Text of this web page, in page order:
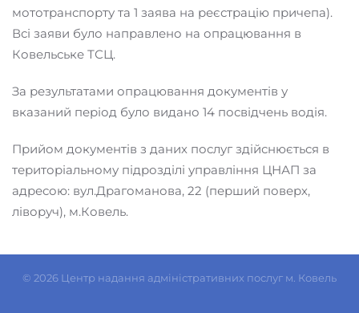
мототранспорту та 1 заява на реєстрацію причепа).
Всі заяви було направлено на опрацювання в
Ковельське ТСЦ.
За результатами опрацювання документів у
вказаний період було видано 14 посвідчень водія.
Прийом документів з даних послуг здійснюється в
територіальному підрозділі управління ЦНАП за
адресою: вул.Драгоманова, 22 (перший поверх,
ліворуч), м.Ковель.
© 2026 Центр надання адміністративних послуг м. Ковель